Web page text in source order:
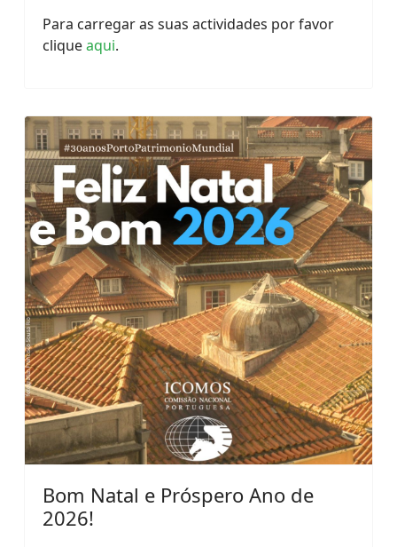
Para carregar as suas actividades por favor
cliqueaqui.
Bom Natal e Próspero Ano de
2026!